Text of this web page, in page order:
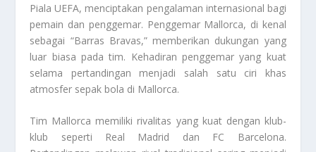
Piala UEFA, menciptakan pengalaman internasional bagi
pemain dan penggemar. Penggemar Mallorca, di kenal
sebagai “Barras Bravas,” memberikan dukungan yang
luar biasa pada tim. Kehadiran penggemar yang kuat
selama pertandingan menjadi salah satu ciri khas
atmosfer sepak bola di Mallorca.
Tim Mallorca memiliki rivalitas yang kuat dengan klub-
klub seperti Real Madrid dan FC Barcelona.